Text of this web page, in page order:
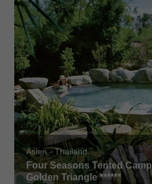
Asien - Thailand
Four Seasons Tented Camp
Golden Triangle ******